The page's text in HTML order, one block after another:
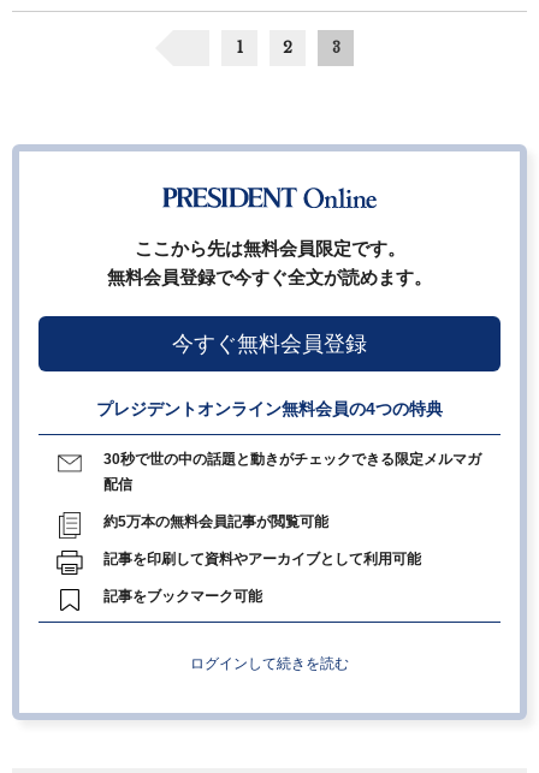
1 2 3
ここから先は無料会員限定です。
無料会員登録で今すぐ全文が読めます。
今すぐ無料会員登録
プレジデントオンライン無料会員の4つの特典
30秒で世の中の話題と動きがチェックできる限定メルマガ
配信
約5万本の無料会員記事が閲覧可能
記事を印刷して資料やアーカイブとして利用可能
記事をブックマーク可能
ログインして続きを読む